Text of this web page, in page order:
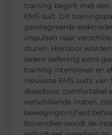
training begint met een
EMS suit. Dit
geïntegreerde
impulsen naar
sturen. Hierdoor
iedere oefening extra
training intensiever en
nieuwste EMS suits
draadloos, comfortabel
verschillende maten,
bewegingsvrijheid
Bovendien wordt de